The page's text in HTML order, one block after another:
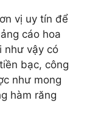
vị uy tín để
cáo hoa
như vậy có
bạc, công
như mong
hàm răng